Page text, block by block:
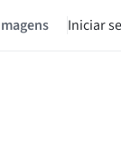
Iniciar